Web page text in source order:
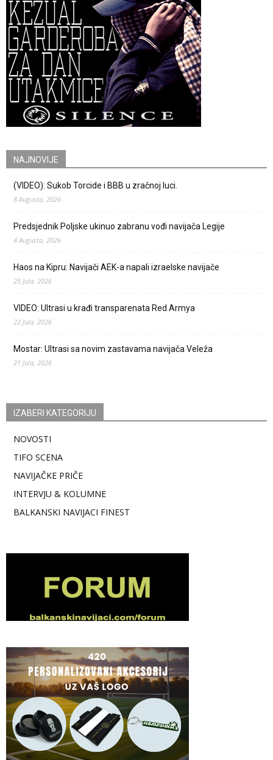
NAJNOVIJE
(VIDEO): Sukob Torcide i BBB u zračnoj luci.
8 Augusta, 2026
Predsjednik Poljske ukinuo zabranu vođi navijača Legije
4 Augusta, 2026
Haos na Kipru: Navijači AEK-a napali izraelske navijače
25 Jula, 2026
VIDEO: Ultrasi u krađi transparenata Red Armya
22 Jula, 2026
Mostar: Ultrasi sa novim zastavama navijača Veleža
21 Jula, 2026
IZABERI KATEGORIJU
NOVOSTI
TIFO SCENA
NAVIJAČKE PRIČE
INTERVJU & KOLUMNE
BALKANSKI NAVIJACI FINEST